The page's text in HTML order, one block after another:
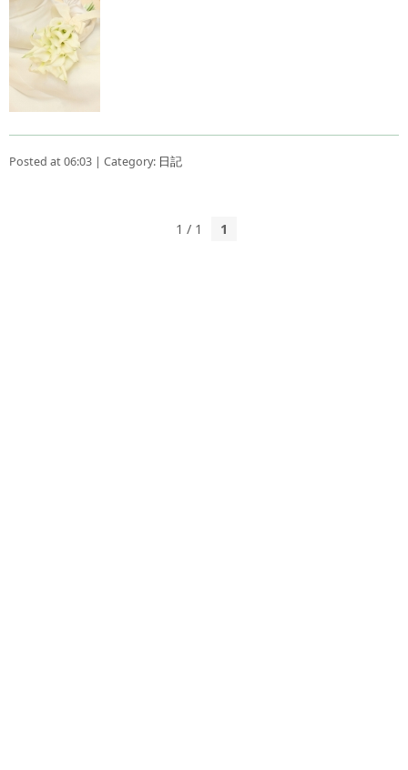
Posted at 06:03 | Category: 日記
1 / 1 1